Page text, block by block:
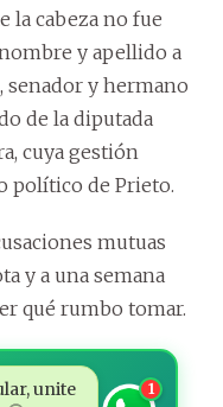
la cabeza no fue
y apellido a
senador y hermano
de la diputada
cuya gestión
político de Prieto.
mutuas
y a una semana
qué rumbo tomar.
unite
1